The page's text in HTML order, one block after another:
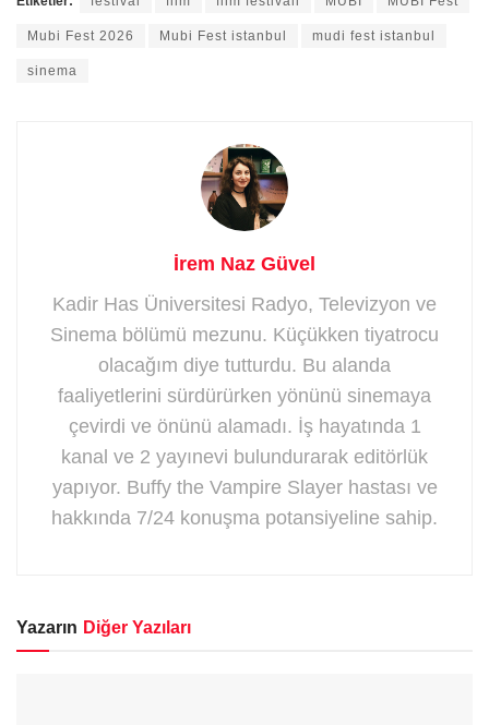
Mubi Fest 2026 Mubi Fest istanbul mudi fest istanbul
sinema
İrem Naz Güvel
Kadir Has Üniversitesi Radyo, Televizyon ve
Sinema bölümü mezunu. Küçükken tiyatrocu
olacağım diye tutturdu. Bu alanda
faaliyetlerini sürdürürken yönünü sinemaya
çevirdi ve önünü alamadı. İş hayatında 1
kanal ve 2 yayınevi bulundurarak editörlük
yapıyor. Buffy the Vampire Slayer hastası ve
hakkında 7/24 konuşma potansiyeline sahip.
Yazarın Diğer Yazıları